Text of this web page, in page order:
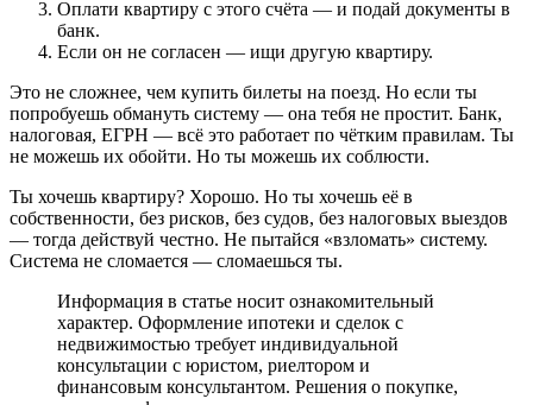
Оплати квартиру с этого счёта — и подай документы в
банк.
Если он не согласен — ищи другую квартиру.
Это не сложнее, чем купить билеты на поезд. Но если ты
попробуешь обмануть систему — она тебя не простит. Банк,
налоговая, ЕГРН — всё это работает по чётким правилам. Ты
не можешь их обойти. Но ты можешь их соблюсти.
Ты хочешь квартиру? Хорошо. Но ты хочешь её в
собственности, без рисков, без судов, без налоговых выездов
— тогда действуй честно. Не пытайся «взломать» систему.
Система не сломается — сломаешься ты.
Информация в статье носит ознакомительный
характер. Оформление ипотеки и сделок с
недвижимостью требует индивидуальной
консультации с юристом, риелтором и
финансовым консультантом. Решения о покупке,